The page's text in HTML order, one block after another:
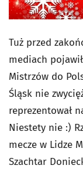
Tuż przed
mediach
Mistrzów do
Śląsk nie
reprezentował
Niestety nie :)
mecze w Lidze
Szachtar